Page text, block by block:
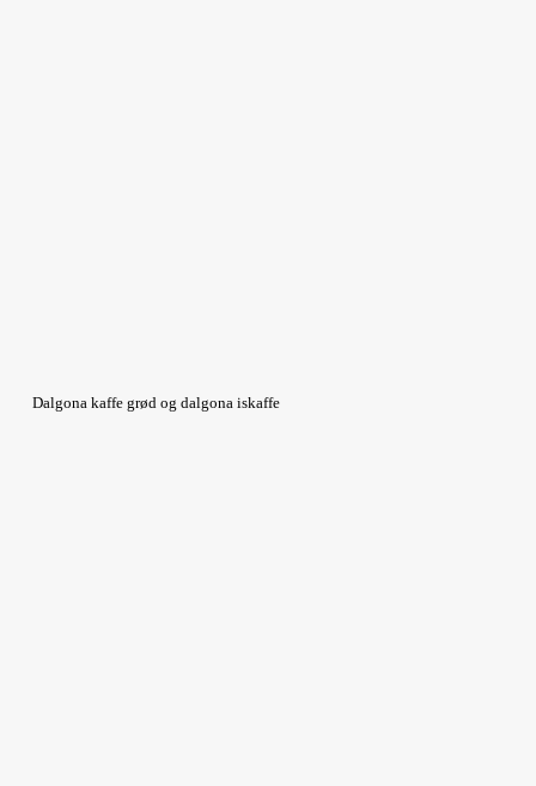
Dalgona kaffe grød og dalgona iskaffe